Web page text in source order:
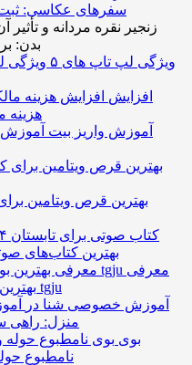
سفرهای عکاسی:
زنجیر نقره مردانه و
بدن:
۵ ویژگی لپ تاپ های
افزایش
هزینه
آموزش واریز بیت
بهترین قرص ویتامین
بهترین کتاب‌های
معرفی
بهترین بونوس‌های فارکس در سایت tgju
آموزش خصوصی شنا در
منزل: راهی
بوی
نامطبوع